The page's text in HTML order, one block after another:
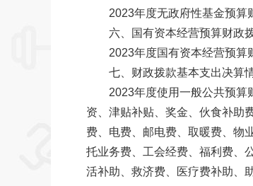
2023年度无政府性基金预算财
六、国有资本经营预算财政
2023年度国有资本经营预算
七、财政拨款基本支出决算
2023年度使用一般公共预算
资、津贴补贴、奖金、伙食补
费、电费、邮电费、取暖费
托业务费、工会经费、福利费
活补助、救济费、医疗费补助